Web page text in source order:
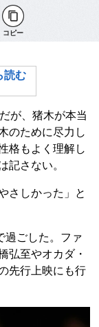
コピー
読む
が、猪木が本当
のために尽力し
格もよく理解し
記さない。
さしかった」と
ごした。ファ
弘至やオカダ・
先行上映にも行